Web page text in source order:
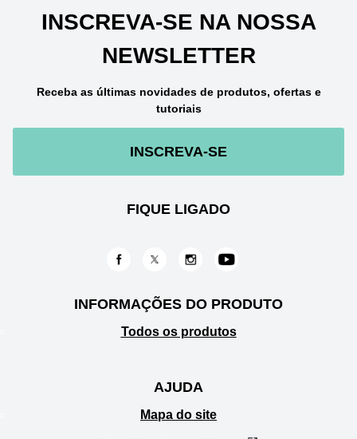
INSCREVA-SE NA NOSSA
NEWSLETTER
Receba as últimas novidades de produtos, ofertas e
tutoriais
INSCREVA-SE
FIQUE LIGADO
INFORMAÇÕES DO PRODUTO
Todos os produtos
AJUDA
Mapa do site